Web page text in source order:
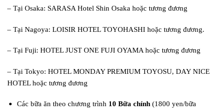
– Tại Osaka: SARASA Hotel Shin Osaka hoặc tương đương
– Tại Nagoya: LOISIR HOTEL TOYOHASHI hoặc tương đương.
– Tại Fuji: HOTEL JUST ONE FUJI OYAMA hoặc tương đương
– Tại Tokyo: HOTEL MONDAY PREMIUM TOYOSU, DAY NICE
HOTEL hoặc tương đương
Các bữa ăn theo chương trình 10 Bữa chính(1800 yen/bữa